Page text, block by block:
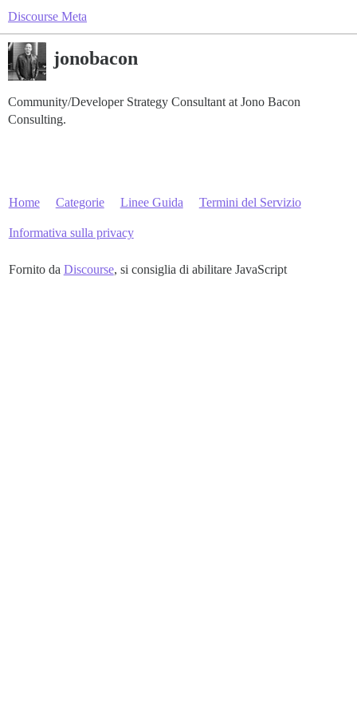
Discourse Meta
jonobacon
Community/Developer Strategy Consultant at Jono Bacon
Consulting.
Home Categorie Linee Guida Termini del Servizio
Informativa sulla privacy
Fornito da Discourse, si consiglia di abilitare JavaScript